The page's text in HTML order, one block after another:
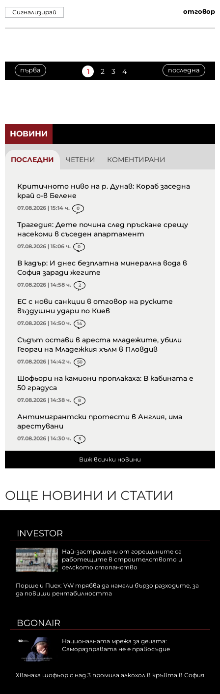
отговор
Сигнализирай
първа 1 2 3 4 последна
НОВИНИ
ПОСЛЕДНИ ЧЕТЕНИ КОМЕНТИРАНИ
Критичното ниво на р. Дунав: Кораб заседна
край о-в Белене
07.08.2026 | 15:14 ч. 0
Трагедия: Дете почина след пръскане срещу
насекоми в съседен апартамент
07.08.2026 | 15:06 ч. 0
В кадър: И днес безплатна минерална вода в
София заради жегите
07.08.2026 | 14:58 ч. 2
ЕС с нови санкции в отговор на руските
въздушни удари по Киев
07.08.2026 | 14:50 ч. 14
Съдът остави в ареста младежите, убили
Георги на Младежкия хълм в Пловдив
07.08.2026 | 14:42 ч. 50
Шофьори на камиони проплакаха: В кабината е
50 градуса
07.08.2026 | 14:38 ч. 8
Антимигрантски протести в Англия, има
арестувани
07.08.2026 | 14:30 ч. 5
Виж всички новини
ОЩЕ НОВИНИ И СТАТИИ
INVESTOR
Най-застрашени от горещините са
работещите в строителството и
селското стопанство
Порше и Пиех: VW трябва да намали бързо разходите, за
да повиши рентабилността
BGONAIR
Националната мрежа за децата:
Саморазправата не е правосъдие
Хванаха шофьор с над 3 промила алкохол в кръвта в София